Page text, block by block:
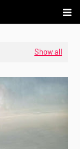
Show all